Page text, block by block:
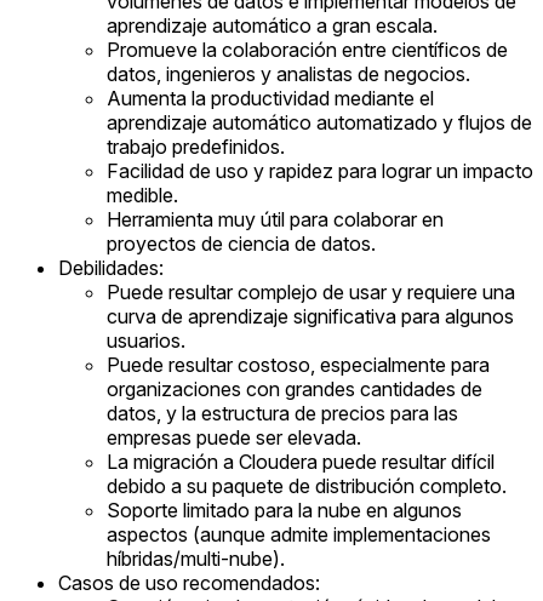
aprendizaje automático a gran escala.
Promueve la colaboración entre científicos de
datos, ingenieros y analistas de negocios.
Aumenta la productividad mediante el
aprendizaje automático automatizado y flujos de
trabajo predefinidos.
Facilidad de uso y rapidez para lograr un impacto
medible.
Herramienta muy útil para colaborar en
proyectos de ciencia de datos.
Debilidades:
Puede resultar complejo de usar y requiere una
curva de aprendizaje significativa para algunos
usuarios.
Puede resultar costoso, especialmente para
organizaciones con grandes cantidades de
datos, y la estructura de precios para las
empresas puede ser elevada.
La migración a Cloudera puede resultar difícil
debido a su paquete de distribución completo.
Soporte limitado para la nube en algunos
aspectos (aunque admite implementaciones
híbridas/multi-nube).
Casos de uso recomendados: